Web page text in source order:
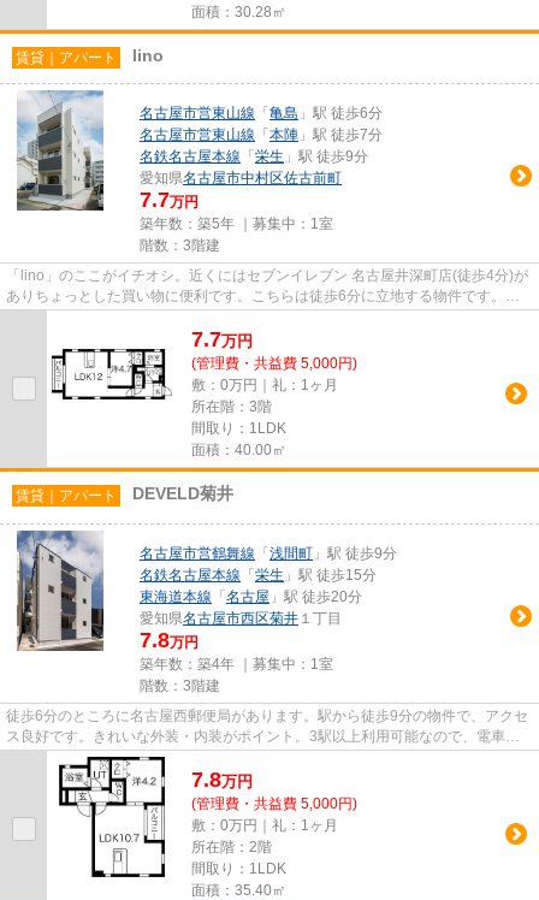
面積：30.28㎡
賃貸｜アパート lino
名古屋市営東山線 「 亀島 」駅 徒歩6分
名古屋市営東山線 「 本陣 」駅 徒歩7分
名鉄名古屋本線 「 栄生 」駅 徒歩9分
愛知県名古屋市中村区佐古前町
7.7万円
築年数：築5年 ｜募集中： 1室
階数：3階建
「lino」のここがイチオシ。近くにはセブンイレブン 名古屋井深町店(徒歩4分)が
ありちょっとした買い物に便利です。こちらは徒歩6分に立地する物件です。片
7.7万円
(管理費・共益費 5,000円)
敷：0万円｜礼：1ヶ月
所在階：3階
間取り：1LDK
面積：40.00㎡
賃貸｜アパート DEVELD菊井
名古屋市営鶴舞線 「 浅間町 」駅 徒歩9分
名鉄名古屋本線 「 栄生 」駅 徒歩15分
東海道本線 「 名古屋 」駅 徒歩20分
愛知県名古屋市西区菊井 １丁目
7.8万円
築年数：築4年 ｜募集中： 1室
階数：3階建
徒歩6分のところに名古屋西郵便局があります。駅から徒歩9分の物件で、アクセ
ス良好です。きれいな外装・内装がポイント。3駅以上利用可能なので、電車を
よく利用する方にもおすすめな...
7.8万円
(管理費・共益費 5,000円)
敷：0万円｜礼：1ヶ月
所在階：2階
間取り：1LDK
面積：35.40㎡